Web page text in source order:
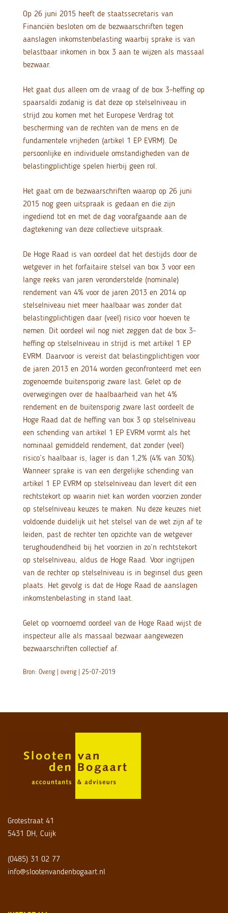
Op 26 juni 2015 heeft de staatssecretaris van
Financiën besloten om de bezwaarschriften tegen
aanslagen inkomstenbelasting waarbij sprake is van
belastbaar inkomen in box 3 aan te wijzen als massaal
bezwaar.
Het gaat dus alleen om de vraag of de box 3-heffing op
spaarsaldi zodanig is dat deze op stelselniveau in
strijd zou komen met het Europese Verdrag tot
bescherming van de rechten van de mens en de
fundamentele vrijheden (artikel 1 EP EVRM). De
persoonlijke en individuele omstandigheden van de
belastingplichtige spelen hierbij geen rol.
Het gaat om de bezwaarschriften waarop op 26 juni
2015 nog geen uitspraak is gedaan en die zijn
ingediend tot en met de dag voorafgaande aan de
dagtekening van deze collectieve uitspraak.
De Hoge Raad is van oordeel dat het destijds door de
wetgever in het forfaitaire stelsel van box 3 voor een
lange reeks van jaren veronderstelde (nominale)
rendement van 4% voor de jaren 2013 en 2014 op
stelselniveau niet meer haalbaar was zonder dat
belastingplichtigen daar (veel) risico voor hoeven te
nemen. Dit oordeel wil nog niet zeggen dat de box 3-
heffing op stelselniveau in strijd is met artikel 1 EP
EVRM. Daarvoor is vereist dat belastingplichtigen voor
de jaren 2013 en 2014 worden geconfronteerd met een
zogenoemde buitensporig zware last. Gelet op de
overwegingen over de haalbaarheid van het 4%
rendement en de buitensporig zware last oordeelt de
Hoge Raad dat de heffing van box 3 op stelselniveau
een schending van artikel 1 EP EVRM vormt als het
nominaal gemiddeld rendement, dat zonder (veel)
risico’s haalbaar is, lager is dan 1,2% (4% van 30%).
Wanneer sprake is van een dergelijke schending van
artikel 1 EP EVRM op stelselniveau dan levert dit een
rechtstekort op waarin niet kan worden voorzien zonder
op stelselniveau keuzes te maken. Nu deze keuzes niet
voldoende duidelijk uit het stelsel van de wet zijn af te
leiden, past de rechter ten opzichte van de wetgever
terughoudendheid bij het voorzien in zo’n rechtstekort
op stelselniveau, aldus de Hoge Raad. Voor ingrijpen
van de rechter op stelselniveau is in beginsel dus geen
plaats. Het gevolg is dat de Hoge Raad de aanslagen
inkomstenbelasting in stand laat.
Gelet op voornoemd oordeel van de Hoge Raad wijst de
inspecteur alle als massaal bezwaar aangewezen
bezwaarschriften collectief af.
Bron: Overig | overig | 25-07-2019
Grotestraat 41
5431 DH, Cuijk
(0485) 31 02 77
info@slootenvandenbogaart.nl